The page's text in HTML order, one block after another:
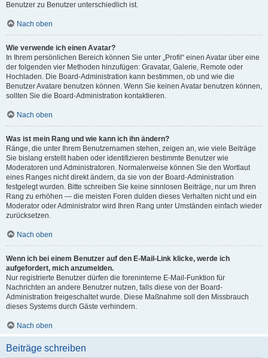
Benutzer zu Benutzer unterschiedlich ist.
Nach oben
Wie verwende ich einen Avatar?
In Ihrem persönlichen Bereich können Sie unter „Profil“ einen Avatar über eine
der folgenden vier Methoden hinzufügen: Gravatar, Galerie, Remote oder
Hochladen. Die Board-Administration kann bestimmen, ob und wie die
Benutzer Avatare benutzen können. Wenn Sie keinen Avatar benutzen können,
sollten Sie die Board-Administration kontaktieren.
Nach oben
Was ist mein Rang und wie kann ich ihn ändern?
Ränge, die unter Ihrem Benutzernamen stehen, zeigen an, wie viele Beiträge
Sie bislang erstellt haben oder identifizieren bestimmte Benutzer wie
Moderatoren und Administratoren. Normalerweise können Sie den Wortlaut
eines Ranges nicht direkt ändern, da sie von der Board-Administration
festgelegt wurden. Bitte schreiben Sie keine sinnlosen Beiträge, nur um Ihren
Rang zu erhöhen — die meisten Foren dulden dieses Verhalten nicht und ein
Moderator oder Administrator wird Ihren Rang unter Umständen einfach wieder
zurücksetzen.
Nach oben
Wenn ich bei einem Benutzer auf den E-Mail-Link klicke, werde ich
aufgefordert, mich anzumelden.
Nur registrierte Benutzer dürfen die foreninterne E-Mail-Funktion für
Nachrichten an andere Benutzer nutzen, falls diese von der Board-
Administration freigeschaltet wurde. Diese Maßnahme soll den Missbrauch
dieses Systems durch Gäste verhindern.
Nach oben
Beiträge schreiben